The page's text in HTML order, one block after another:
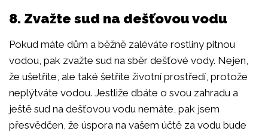
8. Zvažte sud na dešťovou vodu
Pokud máte dům a běžně zaléváte rostliny pitnou
vodou, pak zvažte sud na sběr dešťové vody. Nejen,
že ušetříte, ale také šetříte životní prostředí, protože
neplýtváte vodou. Jestliže dbáte o svou zahradu a
ještě sud na dešťovou vodu nemáte, pak jsem
přesvědčen, že úspora na vašem účtě za vodu bude